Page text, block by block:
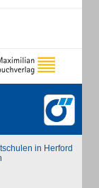
in Herford